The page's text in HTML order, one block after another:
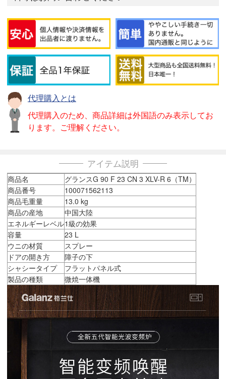
代理購入とは
代理購入のため、商品詳細は外国語のみ表示してお
ります。ご理解ください。
アイテム説明
商品名
グランスG 90 F 23 CN 3 XLV-R 6（TM）
商品番号
100071562113
商品毛重量
13.0 kg
商品の産地
中国大陸
エネルギーレベル1級の効果
容量
23 L
ウニの材質
スプレー
ドアの開き方
障子の下
シャシータイプ
フラットパネル式
製品の種類
微焼一体機